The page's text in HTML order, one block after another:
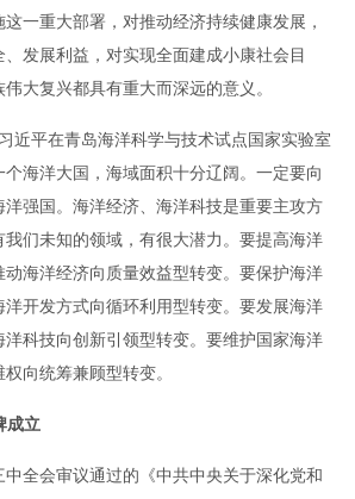
一重大部署，对推动经济持续健康发展，
发展利益，对实现全面建成小康社会目
大复兴都具有重大而深远的意义。
近平在青岛海洋科学与技术试点国家实验室
海洋大国，海域面积十分辽阔。一定要向
强国。海洋经济、海洋科技是重要主攻方
我们未知的领域，有很大潜力。要提高海洋
动海洋经济向质量效益型转变。要保护海洋
开发方式向循环利用型转变。要发展海洋
科技向创新引领型转变。要维护国家海洋
向统筹兼顾型转变。
成立
全会审议通过的《中共中央关于深化党和